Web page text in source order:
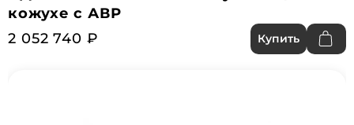
кожухе с АВР
2 052 740 ₽
Купить